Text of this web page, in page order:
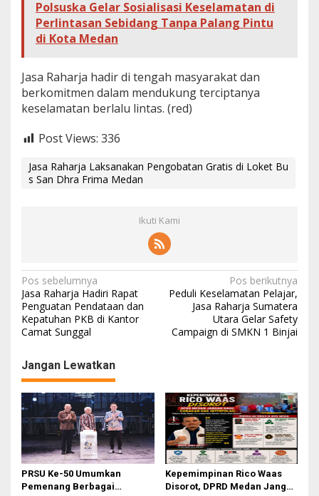
Polsuska Gelar Sosialisasi Keselamatan di
Perlintasan Sebidang Tanpa Palang Pintu
di Kota Medan
Jasa Raharja hadir di tengah masyarakat dan
berkomitmen dalam mendukung terciptanya
keselamatan berlalu lintas. (red)
Post Views: 336
Jasa Raharja Laksanakan Pengobatan Gratis di Loket Bu
s San Dhra Frima Medan
Ikuti Kami
N
a
v
g
a
s
i
p
o
s
Pos sebelumnya
Jasa Raharja Hadiri Rapat
Penguatan Pendataan dan
Kepatuhan PKB di Kantor
Camat Sunggal
Pos berikutnya
Peduli Keselamatan Pelajar,
Jasa Raharja Sumatera
Utara Gelar Safety
Campaign di SMKN 1 Binjai
Jangan Lewatkan
PRSU Ke-50 Umumkan
Pemenang Berbagai
Kepemimpinan Rico Waas
Disorot, DPRD Medan Jangan